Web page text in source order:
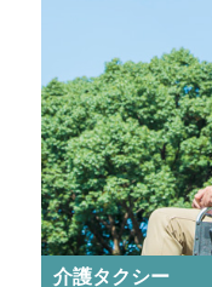
介護タクシー